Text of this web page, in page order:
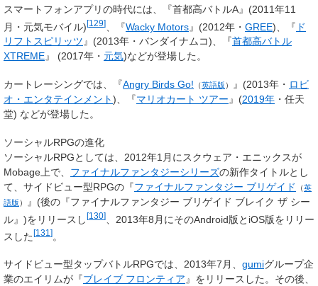
スマートフォンアプリの時代には、『首都高バトルA』(2011年11
月・元気モバイル)[129] 、『Wacky Motors』(2012年・ GREE)、『 ド
リフトスピリッツ』(2013年・バンダイナムコ)、『首都高バトル
XTREME』 (2017年・ 元気)などが登場した。
カートレーシングでは、『Angry Birds Go! （英語版 ） 』(2013年・ ロビ
オ・エンタテインメント)、『マリオカート ツアー 』(2019年 ・任天
堂) などが登場した。
ソーシャルRPGの進化
ソーシャルRPGとしては、2012年1月にスクウェア・エニックスが
Mobage上で、 ファイナルファンタジーシリーズの新作タイトルとし
て、サイドビュー型RPGの『ファイナルファンタジー ブリゲイド （英
語版 ）
』(後の『ファイナルファンタジー ブリゲイド ブレイク ザ シー
ル』)をリリースし
[130]
、2013年8月にそのAndroid版とiOS版をリリー
スした [131 ] 。
サイドビュー型タップバトルRPGでは、2013年7月、 gumiグループ企
業のエイリムが『ブレイブ フロンティア』をリリースした。その後、